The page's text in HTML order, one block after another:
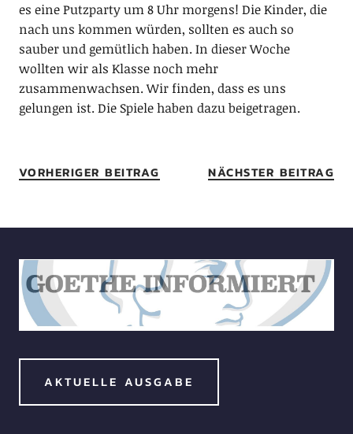
es eine Putzparty um 8 Uhr morgens! Die Kinder, die
nach uns kommen würden, sollten es auch so
sauber und gemütlich haben. In dieser Woche
wollten wir als Klasse noch mehr
zusammenwachsen. Wir finden, dass es uns
gelungen ist. Die Spiele haben dazu beigetragen.
VORHERIGER BEITRAG NÄCHSTER BEITRAG
AKTUELLE AUSGABE